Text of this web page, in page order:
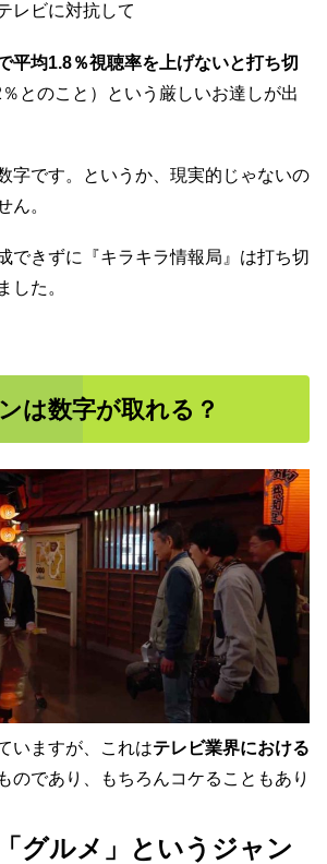
レビに対抗して
平均1.8％視聴率を上げないと打ち切
％とのこと）という厳しいお達しが出
字です。というか、現実的じゃないの
ん。
できずに『キラキラ情報局』は打ち切
した。
は数字が取れる？
いますが、これはテレビ業界における
のであり、もちろんコケることもあり
「グルメ」というジャン